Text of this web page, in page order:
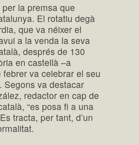
la premsa que
El rotatiu degà
que va néixer el
a la venda la seva
després de 130
en castellà –a
febrer va celebrar el seu
Segons va destacar
redactor en cap de
“es posa fi a una
tracta, per tant, d’un